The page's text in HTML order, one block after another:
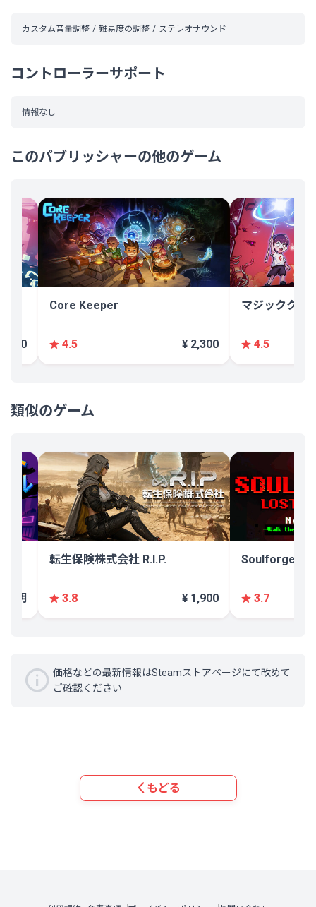
カスタム音量調整 難易度の調整 ステレオサウンド
コントローラーサポート
情報なし
このパブリッシャーの他のゲーム
Core Keeper
4.5 ¥ 2,300
マジッククラ
4.5
類似のゲーム
不明
転生保険株式会社 R.I.P.
3.8 ¥ 1,900
Soulforge
3.7
価格などの最新情報はSteamストアページにて改めて
ご確認ください
もどる